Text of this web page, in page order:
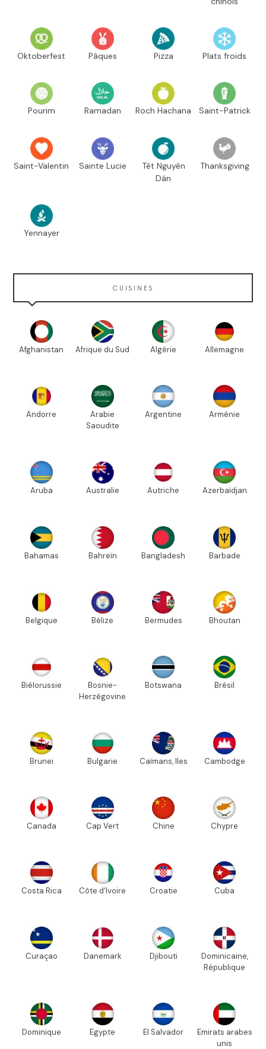
Oktoberfest Pâques Pizza Plats froids
Pourim Ramadan Roch Hachana Saint-Patrick
Saint-Valentin Sainte Lucie
Têt Nguyên
Dán
Thanksgiving
Yennayer
CUISINES
Afghanistan Afrique du Sud Algérie Allemagne
Andorre
Arabie
Saoudite
Argentine Arménie
Aruba Australie Autriche Azerbaïdjan
Bahamas Bahreïn Bangladesh Barbade
Belgique Bélize Bermudes Bhoutan
Biélorussie
Bosnie-
Herzégovine
Botswana Brésil
Brunei Bulgarie Caïmans, Iles Cambodge
Canada Cap Vert Chine Chypre
Costa Rica Côte d'Ivoire Croatie Cuba
Curaçao Danemark Djibouti
Dominicaine,
République
Dominique Egypte El Salvador
Emirats arabes
unis